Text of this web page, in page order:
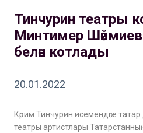
Тинчурин театры
Минтимер
белән котлады
20.01.2022
Кәрим Тинчурин исемендәге татар
театры артистлары Татарстанның